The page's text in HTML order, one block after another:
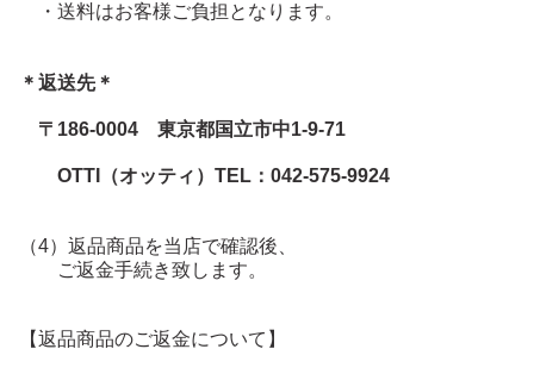
・送料はお客様ご負担となります。
＊返送先＊
〒186-0004 東京都国立市中1-9-71
OTTI（オッティ）TEL：042-575-9924
（4）返品商品を当店で確認後、
ご返金手続き致します。
【返品商品のご返金について】